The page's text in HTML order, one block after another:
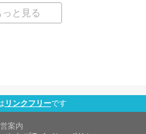
っと見る
リンクフリーです
案内